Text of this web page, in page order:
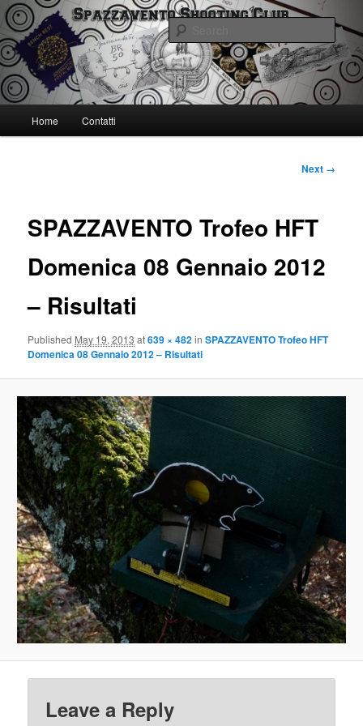
Skip
to
primary
contentSpazzavento SC
Spazzavento Shooting Club
Home Contatti
Image
Next →
SPAZZAVENTO Trofeo HFT
Domenica 08 Gennaio 2012
– Risultati
Published May 19, 2013 at639 × 482inSPAZZAVENTO Trofeo HFT
Domenica 08 Gennaio 2012 – Risultati
Leave a Reply